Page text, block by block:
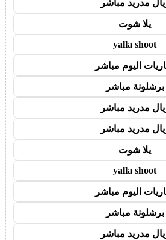
مدريد مباشر
يلا شوت
yalla shoot
اليوم مباشر
برشلونة مباشر
مدريد مباشر
مدريد مباشر
يلا شوت
yalla shoot
اليوم مباشر
برشلونة مباشر
مدريد مباشر